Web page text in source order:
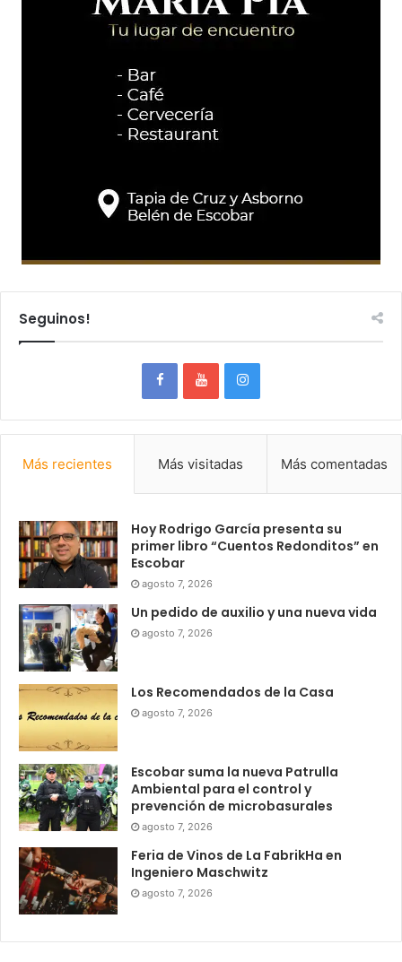
Seguinos!
Más recientes Más visitadas Más comentadas
Hoy Rodrigo García presenta su
primer libro “Cuentos Redonditos” en
Escobar
agosto 7, 2026
Un pedido de auxilio y una nueva vida
agosto 7, 2026
Los Recomendados de la Casa
agosto 7, 2026
Escobar suma la nueva Patrulla
Ambiental para el control y
prevención de microbasurales
agosto 7, 2026
Feria de Vinos de La FabrikHa en
Ingeniero Maschwitz
agosto 7, 2026